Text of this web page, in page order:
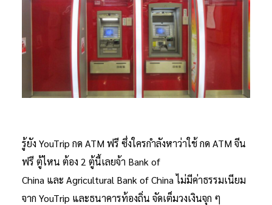
รู้ยัง YouTrip กด ATM ฟรี ซึ่งใครกำลังหาว่าใช้ กด ATM จีน
ฟรี ตู้ไหน ต้อง 2 ตู้นี้เลยจ้า Bank of
China และ Agricultural Bank of China ไม่มีค่าธรรมเนียม
จาก YouTrip และธนาคารท้องถิ่น จัดเต็มวงเงินจุก ๆ